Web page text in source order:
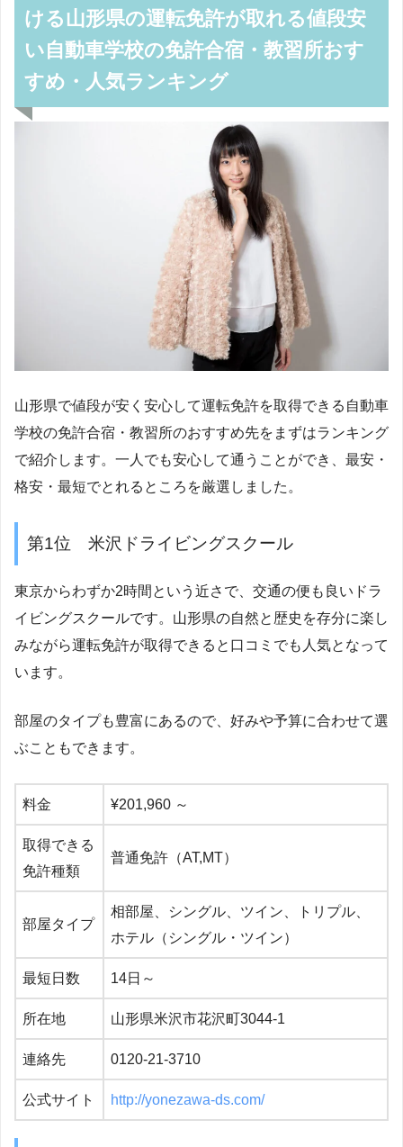
ける山形県の運転免許が取れる値段安
い自動車学校の免許合宿・教習所おす
すめ・人気ランキング
山形県で値段が安く安心して運転免許を取得できる自動車
学校の免許合宿・教習所のおすすめ先をまずはランキング
で紹介します。一人でも安心して通うことができ、最安・
格安・最短でとれるところを厳選しました。
第1位 米沢ドライビングスクール
東京からわずか2時間という近さで、交通の便も良いドラ
イビングスクールです。山形県の自然と歴史を存分に楽し
みながら運転免許が取得できると口コミでも人気となって
います。
部屋のタイプも豊富にあるので、好みや予算に合わせて選
ぶこともできます。
料金 ¥201,960 ～
取得できる
免許種類
普通免許（AT,MT）
部屋タイプ
相部屋、シングル、ツイン、トリプル、
ホテル（シングル・ツイン）
最短日数 14日～
所在地 山形県米沢市花沢町3044-1
連絡先 0120-21-3710
公式サイト http://yonezawa-ds.com/